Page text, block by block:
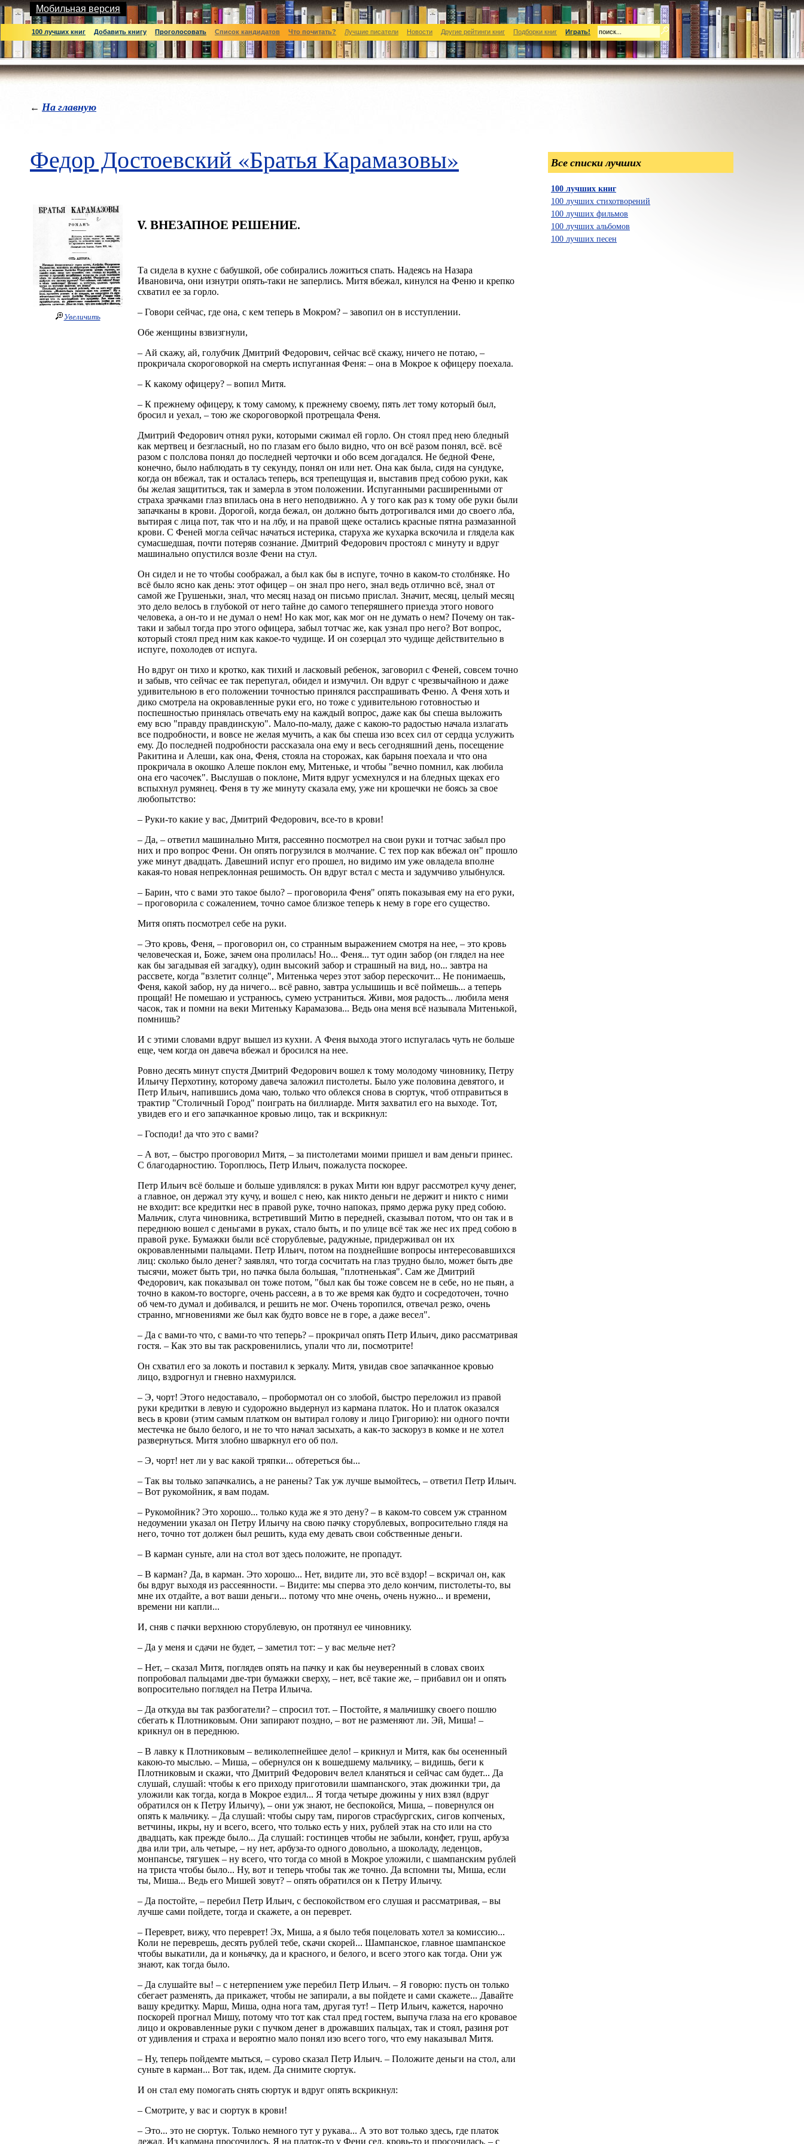
Мобильная версия
100 лучших книг Добавить книгу Проголосовать Список кандидатов Что почитать? Лучшие писатели Новости Другие рейтинги книг Подборки книг Играть!
← На главную
Федор Достоевский «Братья Карамазовы»
Увеличить
V. ВНЕЗАПНОЕ РЕШЕНИЕ.
Та сидела в кухне с бабушкой, обе собирались ложиться спать. Надеясь на Назара
Ивановича, они изнутри опять-таки не заперлись. Митя вбежал, кинулся на Феню и крепко
схватил ее за горло.
– Говори сейчас, где она, с кем теперь в Мокром? – завопил он в исступлении.
Обе женщины взвизгнули,
– Ай скажу, ай, голубчик Дмитрий Федорович, сейчас всё скажу, ничего не потаю, –
прокричала скороговоркой на смерть испуганная Феня: – она в Мокрое к офицеру поехала.
– К какому офицеру? – вопил Митя.
– К прежнему офицеру, к тому самому, к прежнему своему, пять лет тому который был,
бросил и уехал, – тою же скороговоркой протрещала Феня.
Дмитрий Федорович отнял руки, которыми сжимал ей горло. Он стоял пред нею бледный
как мертвец и безгласный, но по глазам его было видно, что он всё разом понял, всё. всё
разом с полслова понял до последней черточки и обо всем догадался. Не бедной Фене,
конечно, было наблюдать в ту секунду, понял он или нет. Она как была, сидя на сундуке,
когда он вбежал, так и осталась теперь, вся трепещущая и, выставив пред собою руки, как
бы желая защититься, так и замерла в этом положении. Испуганными расширенными от
страха зрачками глаз впилась она в него неподвижно. А у того как раз к тому обе руки были
запачканы в крови. Дорогой, когда бежал, он должно быть дотрогивался ими до своего лба,
вытирая с лица пот, так что и на лбу, и на правой щеке остались красные пятна размазанной
крови. С Феней могла сейчас начаться истерика, старуха же кухарка вскочила и глядела как
сумасшедшая, почти потеряв сознание. Дмитрий Федорович простоял с минуту и вдруг
машинально опустился возле Фени на стул.
Он сидел и не то чтобы соображал, а был как бы в испуге, точно в каком-то столбняке. Но
всё было ясно как день: этот офицер – он знал про него, знал ведь отлично всё, знал от
самой же Грушеньки, знал, что месяц назад он письмо прислал. Значит, месяц, целый месяц
это дело велось в глубокой от него тайне до самого теперяшнего приезда этого нового
человека, а он-то и не думал о нем! Но как мог, как мог он не думать о нем? Почему он так-
таки и забыл тогда про этого офицера, забыл тотчас же, как узнал про него? Вот вопрос,
который стоял пред ним как какое-то чудище. И он созерцал это чудище действительно в
испуге, похолодев от испуга.
Но вдруг он тихо и кротко, как тихий и ласковый ребенок, заговорил с Феней, совсем точно
и забыв, что сейчас ее так перепугал, обидел и измучил. Он вдруг с чрезвычайною и даже
удивительною в его положении точностью принялся расспрашивать Феню. А Феня хоть и
дико смотрела на окровавленные руки его, но тоже с удивительною готовностью и
поспешностью принялась отвечать ему на каждый вопрос, даже как бы спеша выложить
ему всю "правду правдинскую". Мало-по-малу, даже с какою-то радостью начала излагать
все подробности, и вовсе не желая мучить, а как бы спеша изо всех сил от сердца услужить
ему. До последней подробности рассказала она ему и весь сегодняшний день, посещение
Ракитина и Алеши, как она, Феня, стояла на сторожах, как барыня поехала и что она
прокричала в окошко Алеше поклон ему, Митеньке, и чтобы "вечно помнил, как любила
она его часочек". Выслушав о поклоне, Митя вдруг усмехнулся и на бледных щеках его
вспыхнул румянец. Феня в ту же минуту сказала ему, уже ни крошечки не боясь за свое
любопытство:
– Руки-то какие у вас, Дмитрий Федорович, все-то в крови!
– Да, – ответил машинально Митя, рассеянно посмотрел на свои руки и тотчас забыл про
них и про вопрос Фени. Он опять погрузился в молчание. С тех пор как вбежал он" прошло
уже минут двадцать. Давешний испуг его прошел, но видимо им уже овладела вполне
какая-то новая непреклонная решимость. Он вдруг встал с места и задумчиво улыбнулся.
– Барин, чтo с вами это такое было? – проговорила Феня" опять показывая ему на его руки,
– проговорила с сожалением, точно самое близкое теперь к нему в горе его существо.
Митя опять посмотрел себе на руки.
– Это кровь, Феня, – проговорил он, со странным выражением смотря на нее, – это кровь
человеческая и, Боже, зачем она пролилась! Но... Феня... тут один забор (он глядел на нее
как бы загадывая ей загадку), один высокий забор и страшный на вид, но... завтра на
рассвете, когда "взлетит солнце", Митенька через этот забор перескочит... Не понимаешь,
Феня, какой забор, ну да ничего... всё равно, завтра услышишь и всё поймешь... а теперь
прощай! Не помешаю и устранюсь, сумею устраниться. Живи, моя радость... любила меня
часок, так и помни на веки Митеньку Карамазова... Ведь она меня всё называла Митенькой,
помнишь?
И с этими словами вдруг вышел из кухни. А Феня выхода этого испугалась чуть не больше
еще, чем когда он давеча вбежал и бросился на нее.
Ровно десять минут спустя Дмитрий Федорович вошел к тому молодому чиновнику, Петру
Ильичу Перхотину, которому давеча заложил пистолеты. Было уже половина девятого, и
Петр Ильич, напившись дома чаю, только что облекся снова в сюртук, чтоб отправиться в
трактир "Столичный Город" поиграть на биллиарде. Митя захватил его на выходе. Тот,
увидев его и его запачканное кровью лицо, так и вскрикнул:
– Господи! да чтo это с вами?
– А вот, – быстро проговорил Митя, – за пистолетами моими пришел и вам деньги принес.
С благодарностию. Тороплюсь, Петр Ильич, пожалуста поскорее.
Петр Ильич всё больше и больше удивлялся: в руках Мити юн вдруг рассмотрел кучу денег,
а главное, он держал эту кучу, и вошел с нею, как никто деньги не держит и никто с ними
не входит: все кредитки нес в правой руке, точно напоказ, прямо держа руку пред собою.
Мальчик, слуга чиновника, встретивший Митю в передней, сказывал потом, что он так и в
переднюю вошел с деньгами в руках, стало быть, и по улице всё так же нес их пред собою в
правой руке. Бумажки были всё сторублевые, радужные, придерживал он их
окровавленными пальцами. Петр Ильич, потом на позднейшие вопросы интересовавшихся
лиц: сколько было денег? заявлял, что тогда сосчитать на глаз трудно было, может быть две
тысячи, может быть три, но пачка была большая, "плотненькая". Сам же Дмитрий
Федорович, как показывал он тоже потом, "был как бы тоже совсем не в себе, но не пьян, а
точно в каком-то восторге, очень рассеян, а в то же время как будто и сосредоточен, точно
об чем-то думал и добивался, и решить не мог. Очень торопился, отвечал резко, очень
странно, мгновениями же был как будто вовсе не в горе, а даже весел".
– Да с вами-то что, с вами-то чтo теперь? – прокричал опять Петр Ильич, дико рассматривая
гостя. – Как это вы так раскровенились, упали что ли, посмотрите!
Он схватил его за локоть и поставил к зеркалу. Митя, увидав свое запачканное кровью
лицо, вздрогнул и гневно нахмурился.
– Э, чорт! Этого недоставало, – пробормотал он со злобой, быстро переложил из правой
руки кредитки в левую и судорожно выдернул из кармана платок. Но и платок оказался
весь в крови (этим самым платком он вытирал голову и лицо Григорию): ни одного почти
местечка не было белого, и не то что начал засыхать, а как-то заскоруз в комке и не хотел
развернуться. Митя злобно шваркнул его об пол.
– Э, чорт! нет ли у вас какой тряпки... обтереться бы...
– Так вы только запачкались, а не ранены? Так уж лучше вымойтесь, – ответил Петр Ильич.
– Вот рукомойник, я вам подам.
– Рукомойник? Это хорошо... только куда же я это дену? – в каком-то совсем уж странном
недоумении указал он Петру Ильичу на свою пачку сторублевых, вопросительно глядя на
него, точно тот должен был решить, куда ему девать свои собственные деньги.
– В карман суньте, али на стол вот здесь положите, не пропадут.
– В карман? Да, в карман. Это хорошо... Нет, видите ли, это всё вздор! – вскричал он, как
бы вдруг выходя из рассеянности. – Видите: мы сперва это дело кончим, пистолеты-то, вы
мне их отдайте, а вот ваши деньги... потому что мне очень, очень нужно... и времени,
времени ни капли...
И, сняв с пачки верхнюю сторублевую, он протянул ее чиновнику.
– Да у меня и сдачи не будет, – заметил тот: – у вас мельче нет?
– Нет, – сказал Митя, поглядев опять на пачку и как бы неуверенный в словах своих
попробовал пальцами две-три бумажки сверху, – нет, всё такие же, – прибавил он и опять
вопросительно поглядел на Петра Ильича.
– Да откуда вы так разбогатели? – спросил тот. – Постойте, я мальчишку своего пошлю
сбегать к Плотниковым. Они запирают поздно, – вот не разменяют ли. Эй, Миша! –
крикнул он в переднюю.
– В лавку к Плотниковым – великолепнейшее дело! – крикнул и Митя, как бы осененный
какою-то мыслью. – Миша, – обернулся он к вошедшему мальчику, – видишь, беги к
Плотниковым и скажи, что Дмитрий Федорович велел кланяться и сейчас сам будет... Да
слушай, слушай: чтобы к его приходу приготовили шампанского, этак дюжинки три, да
уложили как тогда, когда в Мокрое ездил... Я тогда четыре дюжины у них взял (вдруг
обратился он к Петру Ильичу), – они уж знают, не беспокойся, Миша, – повернулся он
опять к мальчику. – Да слушай: чтобы сыру там, пирогов страсбургских, сигов копченых,
ветчины, икры, ну и всего, всего, что только есть у них, рублей этак на сто или на сто
двадцать, как прежде было... Да слушай: гостинцев чтобы не забыли, конфет, груш, арбуза
два или три, аль четыре, – ну нет, арбуза-то одного довольно, а шоколаду, леденцов,
монпансье, тягушек – ну всего, чтo тогда со мной в Мокрое уложили, с шампанским рублей
на триста чтобы было... Ну, вот и теперь чтобы так же точно. Да вспомни ты, Миша, если
ты, Миша... Ведь его Мишей зовут? – опять обратился он к Петру Ильичу.
– Да постойте, – перебил Петр Ильич, с беспокойством его слушая и рассматривая, – вы
лучше сами пойдете, тогда и скажете, а он переврет.
– Переврет, вижу, что переврет! Эх, Миша, а я было тебя поцеловать хотел за комиссию...
Коли не переврешь, десять рублей тебе, скачи скорей... Шампанское, главное шампанское
чтобы выкатили, да и коньячку, да и красного, и белого, и всего этого как тогда. Они уж
знают, как тогда было.
– Да слушайте вы! – с нетерпением уже перебил Петр Ильич. – Я говорю: пусть он только
сбегает разменять, да прикажет, чтобы не запирали, а вы пойдете и сами скажете... Давайте
вашу кредитку. Марш, Миша, одна нога там, другая тут! – Петр Ильич, кажется, нарочно
поскорей прогнал Мишу, потому что тот как стал пред гостем, выпуча глаза на его кровавое
лицо и окровавленные руки с пучком денег в дрожавших пальцах, так и стоял, разиня рот
от удивления и страха и вероятно мало понял изо всего того, что ему наказывал Митя.
– Ну, теперь пойдемте мыться, – сурово сказал Петр Ильич. – Положите деньги на стол, али
суньте в карман... Вот так, идем. Да снимите сюртук.
И он стал ему помогать снять сюртук и вдруг опять вскрикнул:
– Смотрите, у вас и сюртук в крови!
– Это... это не сюртук. Только немного тут у рукава... А это вот только здесь, где платок
лежал. Из кармана просочилось. Я на платок-то у Фени сел, кровь-то и просочилась, – с
Все списки лучших
100 лучших книг
100 лучших стихотворений
100 лучших фильмов
100 лучших альбомов
100 лучших песен